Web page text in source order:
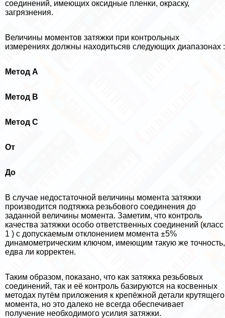
соединений, имеющих оксидные пленки, окраску,
загрязнения.
Величины моментов затяжки при контрольных
измерениях должны находитьсяв следующих диапазонах :
Метод А
Метод В
Метод С
От
До
В случае недостаточной величины момента затяжки
производится подтяжка резьбового соединения до
заданной величины момента. Заметим, что контроль
качества затяжки особо ответственных соединений (класс
1 ) с допускаемым отклонением момента ±5%
динамометрическим ключом, имеющим такую же точность,
едва ли корректен.
Таким образом, показано, что как затяжка резьбовых
соединений, так и её контроль базируются на косвенных
методах путём приложения к крепёжной детали крутящего
момента, но это далеко не всегда обеспечивает
получение необходимого усилия затяжки.